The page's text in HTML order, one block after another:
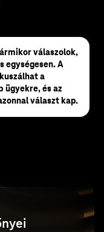
válaszolok,
egységesen. A
a
ügyekre, és az
választ kap.